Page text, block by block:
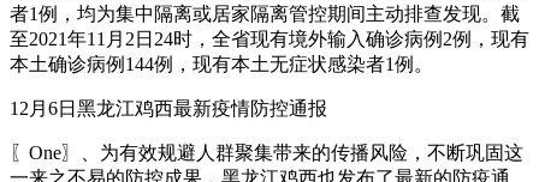
者1例，均为集中隔离或居家隔离管控期间主动排查发现。截
至2021年11月2日24时，全省现有境外输入确诊病例2例，现有
本土确诊病例144例，现有本土无症状感染者1例。
12月6日黑龙江鸡西最新疫情防控通报
〖One〗、为有效规避人群聚集带来的传播风险，不断巩固这
一来之不易的防控成果，黑龙江鸡西也发布了最新的防疫通